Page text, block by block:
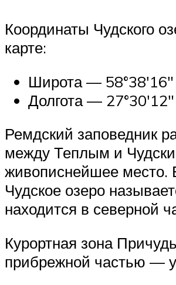
Координаты Чудского
карте:
Широта — 58°38′16″
Долгота — 27°30′12″
Ремдский заповедник
между Теплым и
живописнейшее место.
Чудское озеро
находится в северной
Курортная зона
прибрежной частью —